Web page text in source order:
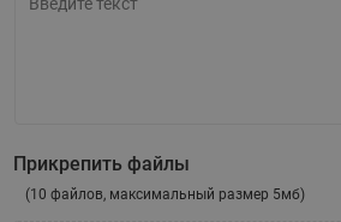
Прикрепить файлы
(10 файлов, максимальный размер 5мб)